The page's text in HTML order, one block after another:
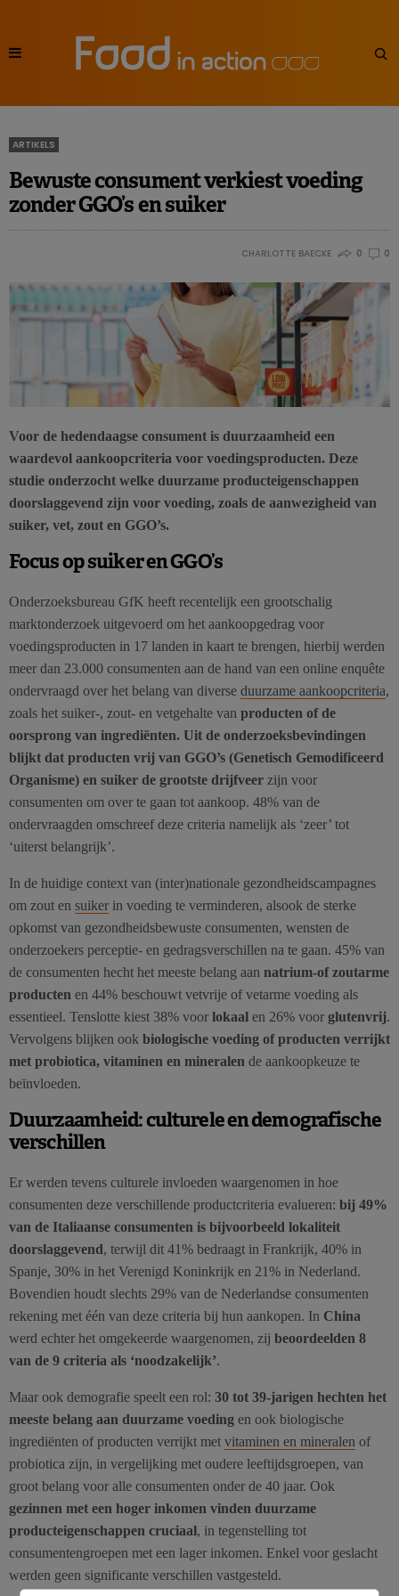
ARTIKELS
Bewuste consument verkiest voeding
zonder GGO’s en suiker
CHARLOTTE BAECKE 0 0
Voor de hedendaagse consument is duurzaamheid een
waardevol aankoopcriteria voor voedingsproducten. Deze
studie onderzocht welke duurzame producteigenschappen
doorslaggevend zijn voor voeding, zoals de aanwezigheid van
suiker, vet, zout en GGO’s.
Focus op suiker en GGO’s
Onderzoeksbureau GfK heeft recentelijk een grootschalig
marktonderzoek uitgevoerd om het aankoopgedrag voor
voedingsproducten in 17 landen in kaart te brengen, hierbij werden
meer dan 23.000 consumenten aan de hand van een online enquête
ondervraagd over het belang van diverse duurzame aankoopcriteria,
zoals het suiker-, zout- en vetgehalte van producten of de
oorsprong van ingrediënten. Uit de onderzoeksbevindingen
blijkt dat producten vrij van GGO’s (Genetisch Gemodificeerd
Organisme) en suiker de grootste drijfveer zijn voor
consumenten om over te gaan tot aankoop. 48% van de
ondervraagden omschreef deze criteria namelijk als ‘zeer’ tot
‘uiterst belangrijk’.
In de huidige context van (inter)nationale gezondheidscampagnes
om zout en suiker in voeding te verminderen, alsook de sterke
opkomst van gezondheidsbewuste consumenten, wensten de
onderzoekers perceptie- en gedragsverschillen na te gaan. 45% van
de consumenten hecht het meeste belang aan natrium-of zoutarme
producten en 44% beschouwt vetvrije of vetarme voeding als
essentieel. Tenslotte kiest 38% voor lokaal en 26% voor glutenvrij.
Vervolgens blijken ook biologische voeding of producten verrijkt
met probiotica, vitaminen en mineralen de aankoopkeuze te
beïnvloeden.
Duurzaamheid: culturele en demografische
verschillen
Er werden tevens culturele invloeden waargenomen in hoe
consumenten deze verschillende productcriteria evalueren: bij 49%
van de Italiaanse consumenten is bijvoorbeeld lokaliteit
doorslaggevend, terwijl dit 41% bedraagt in Frankrijk, 40% in
Spanje, 30% in het Verenigd Koninkrijk en 21% in Nederland.
Bovendien houdt slechts 29% van de Nederlandse consumenten
rekening met één van deze criteria bij hun aankopen. In China
werd echter het omgekeerde waargenomen, zij beoordeelden 8
van de 9 criteria als ‘noodzakelijk’.
Maar ook demografie speelt een rol: 30 tot 39-jarigen hechten het
meeste belang aan duurzame voeding en ook biologische
ingrediënten of producten verrijkt met vitaminen en mineralen of
probiotica zijn, in vergelijking met oudere leeftijdsgroepen, van
groot belang voor alle consumenten onder de 40 jaar. Ook
gezinnen met een hoger inkomen vinden duurzame
producteigenschappen cruciaal, in tegenstelling tot
consumentengroepen met een lager inkomen. Enkel voor geslacht
werden geen significante verschillen vastgesteld.